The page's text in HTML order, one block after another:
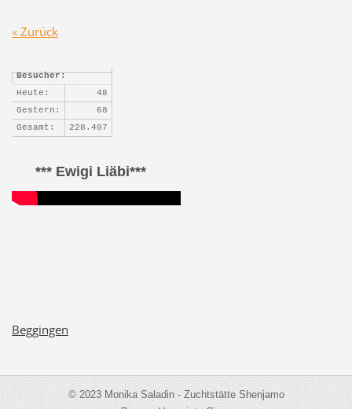
« Zurück
Besucher:
Heute:
48
Gestern:
68
Gesamt:
228.407
*** Ewigi Liäbi***
Beggingen
© 2023 Monika Saladin - Zuchtstätte Shenjamo